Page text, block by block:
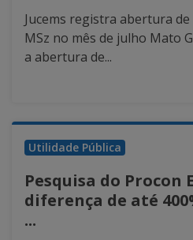
Jucems registra abertura
MSz no mês de julho Mato
a abertura de...
Utilidade Pública
Pesquisa do Procon
diferença de até
...